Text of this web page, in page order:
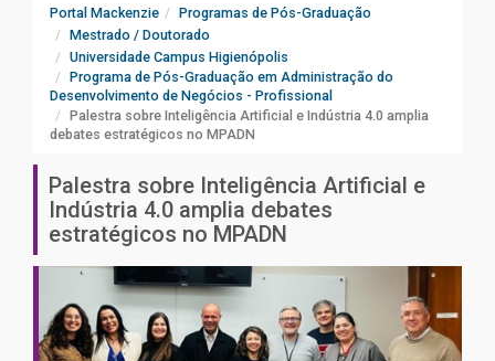
Portal Mackenzie
Programas de Pós-Graduação
Mestrado / Doutorado
Universidade Campus Higienópolis
Programa de Pós-Graduação em Administração do
Desenvolvimento de Negócios - Profissional
Palestra sobre Inteligência Artificial e Indústria 4.0 amplia
debates estratégicos no MPADN
Palestra sobre Inteligência Artificial e
Indústria 4.0 amplia debates
estratégicos no MPADN